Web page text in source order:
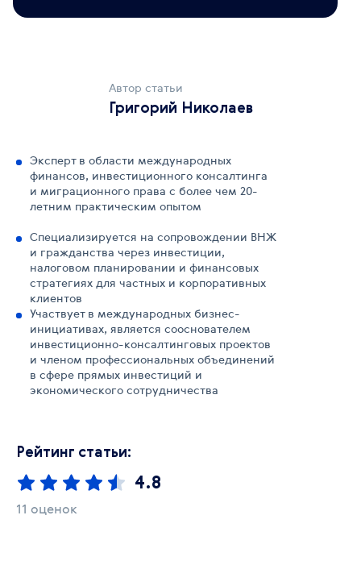
Григорий Николаев
Автор статьи
Эксперт в области международных
финансов, инвестиционного консалтинга
и миграционного права с более чем 20-
летним практическим опытом
Специализируется на сопровождении ВНЖ
и гражданства через инвестиции,
налоговом планировании и финансовых
стратегиях для частных и корпоративных
клиентов
Участвует в международных бизнес-
инициативах, является сооснователем
инвестиционно-консалтинговых проектов
и членом профессиональных объединений
в сфере прямых инвестиций и
экономического сотрудничества
Рейтинг статьи:
4.8
11 оценок